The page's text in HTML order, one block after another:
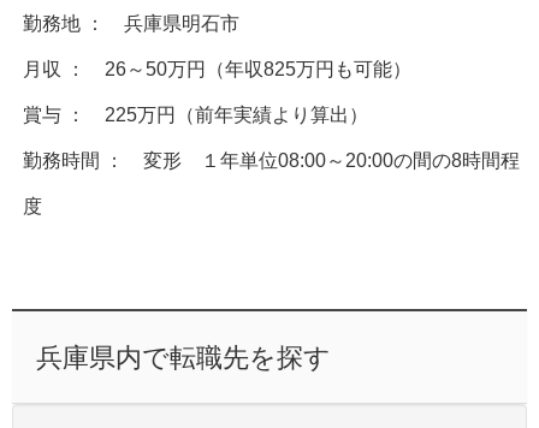
勤務地 ： 兵庫県明石市
月収 ： 26～50万円（年収825万円も可能）
賞与 ： 225万円（前年実績より算出）
勤務時間 ： 変形 １年単位08:00～20:00の間の8時間程
度
兵庫県内で転職先を探す